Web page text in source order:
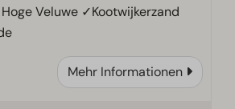
Veluwe ✓Kootwijkerzand
Mehr Informationen